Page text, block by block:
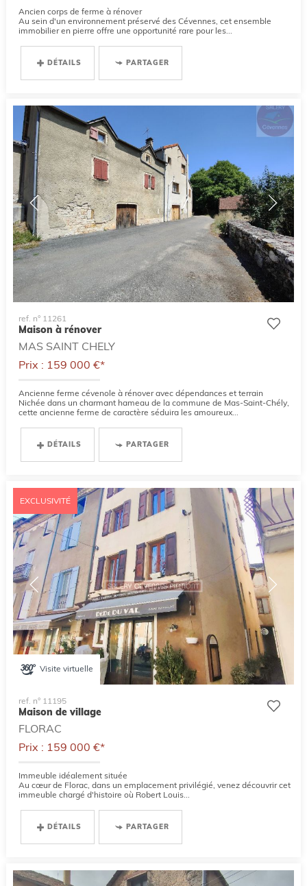
Ancien corps de ferme à rénover
Au sein d'un environnement préservé des Cévennes, cet ensemble
immobilier en pierre offre une opportunité rare pour les...
DÉTAILS PARTAGER
ref. n° 11261
Maison à rénover
MAS SAINT CHELY
Prix : 159 000 €*
Ancienne ferme cévenole à rénover avec dépendances et terrain
Nichée dans un charmant hameau de la commune de Mas-Saint-Chély,
cette ancienne ferme de caractère séduira les amoureux...
DÉTAILS PARTAGER
Visite virtuelle
EXCLUSIVITÉ
ref. n° 11195
Maison de village
FLORAC
Prix : 159 000 €*
Immeuble idéalement située
Au cœur de Florac, dans un emplacement privilégié, venez découvrir cet
immeuble chargé d'histoire où Robert Louis...
DÉTAILS PARTAGER